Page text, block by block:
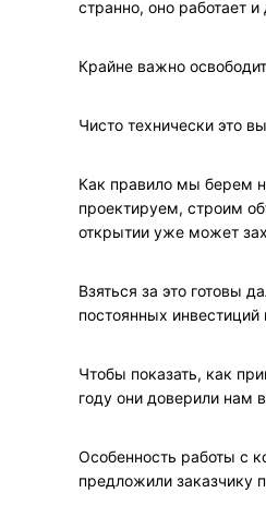
странно, оно работает и
Крайне важно
Чисто технически это
Как правило мы берем
проектируем, строим
открытии уже может
Взяться за это готовы
постоянных
Чтобы показать, как
году они доверили нам
Особенность работы с
предложили заказчику